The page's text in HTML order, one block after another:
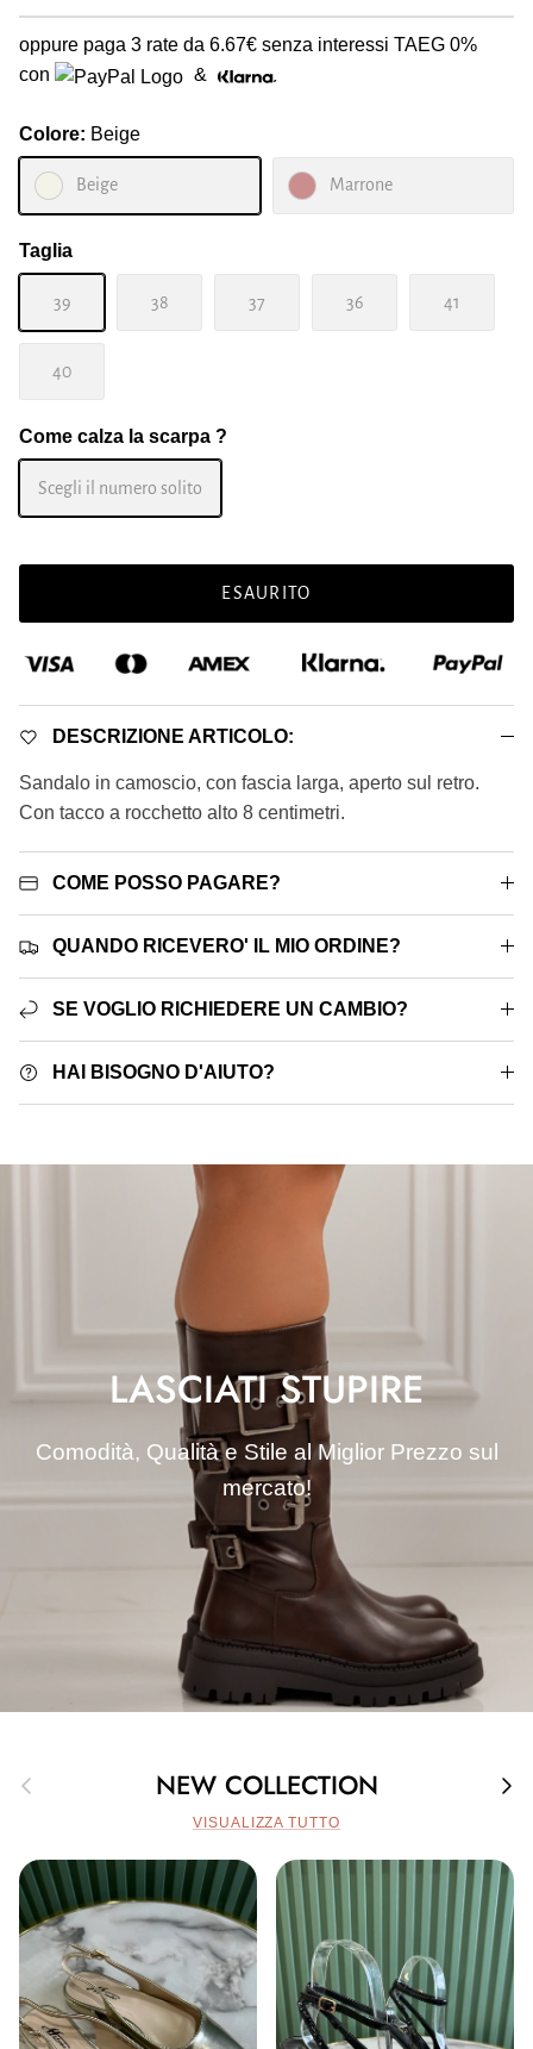
oppure paga 3 rate da 6.67€ senza interessi TAEG 0%
con
&
Colore: Beige
Beige Marrone
Taglia
39 38 37 36 41
40
Come calza la scarpa ?
Scegli il numero solito
ESAURITO
DESCRIZIONE ARTICOLO:
Sandalo in camoscio, con fascia larga, aperto sul retro.
Con tacco a rocchetto alto 8 centimetri.
COME POSSO PAGARE?
QUANDO RICEVERO' IL MIO ORDINE?
SE VOGLIO RICHIEDERE UN CAMBIO?
HAI BISOGNO D'AIUTO?
LASCIATI STUPIRE
Comodità, Qualità e Stile al Miglior Prezzo sul
mercato!
Indietro NEW COLLECTION
VISUALIZZA TUTTO